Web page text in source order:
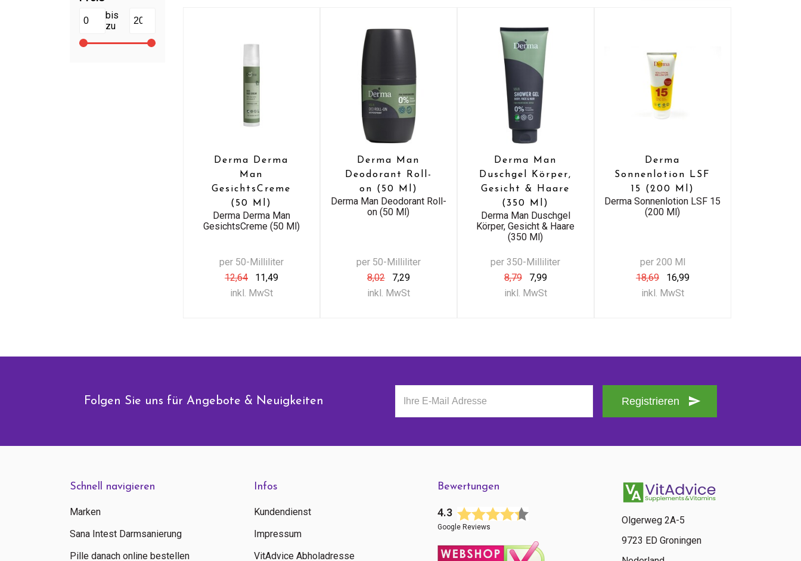
bis
zu
Derma Derma
Man
GesichtsCreme
(50 Ml)
Derma Derma Man
GesichtsCreme (50 Ml)
per 50-Milliliter
12,64
11,49
inkl. MwSt
Derma Man
Deodorant Roll-
on (50 Ml)
Derma Man Deodorant Roll-
on (50 Ml)
per 50-Milliliter
8,02
7,29
inkl. MwSt
Derma Man
Duschgel Körper,
Gesicht & Haare
(350 Ml)
Derma Man Duschgel
Körper, Gesicht & Haare
(350 Ml)
per 350-Milliliter
8,79
7,99
inkl. MwSt
Derma
Sonnenlotion LSF
15 (200 Ml)
Derma Sonnenlotion LSF 15
(200 Ml)
per 200 Ml
18,69
16,99
inkl. MwSt
Folgen Sie uns für Angebote & Neuigkeiten Registrieren
Schnell navigieren
Marken
Sana Intest Darmsanierung
Pille danach online bestellen
Infos
Kundendienst
Impressum
VitAdvice Abholadresse
Bewertungen
4.3
Google Reviews
Olgerweg 2A-5
9723 ED Groningen